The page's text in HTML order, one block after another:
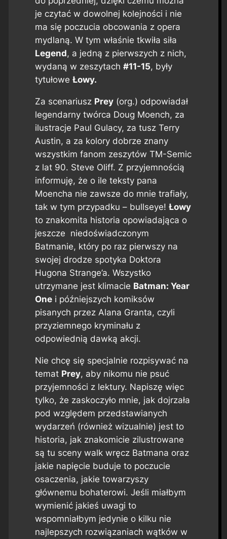
je czytać w dowolnej kolejności i nie
ma się poczucia obcowania z opera
mydlaną. W tym właśnie tkwiła siła
Legend, a jedną z pierwszych z nich,
wydaną w zeszytach #11-15, były
tytułowe Łowy.
Za scenariusz Prey(org.) odpowiadał
legendarny twórca Doug Moench, za
ilustracje Paul Gulacy, za tusz Terry
Austin, a za kolory dobrze znany
wszystkim fanom zeszytów TM-Semic
z lat 90. Steve Oliff. Z przyjemnością
informuję, że o ile teksty pana
Moencha nie zawsze do mnie trafiały,
tak w tym przypadku – bullseye! Łowy
to znakomita historia opowiadająca o
jeszcze niedoświadczonym
Batmanie, który po raz pierwszy na
swojej drodze spotyka Doktora
Hugona Strange’a. Wszystko
utrzymane jest klimacie Batman: Year
Onei późniejszych komiksów
pisanych przez Alana Granta, czyli
przyziemnego kryminału z
odpowiednią dawką akcji.
Nie chcę się specjalnie rozpisywać na
temat Prey, aby nikomu nie psuć
przyjemności z lektury. Napiszę więc
tylko, że zaskoczyło mnie, jak dojrzała
pod względem przedstawianych
wydarzeń (również wizualnie) jest to
historia, jak znakomicie zilustrowane
są tu sceny walk wręcz Batmana oraz
jakie napięcie buduje to poczucie
osaczenia, jakie towarzyszy
głównemu bohaterowi. Jeśli miałbym
wymienić jakieś uwagi to
wspomniałbym jedynie o kilku nie
najlepszych rozwiązaniach wątków w